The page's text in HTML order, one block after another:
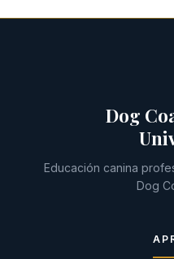
Dog
Educación canina
Dog